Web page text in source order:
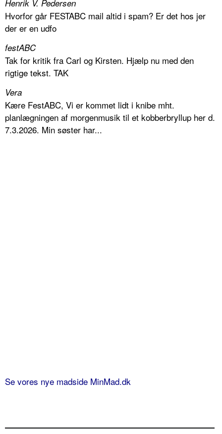
Henrik V. Pedersen
Hvorfor går FESTABC mail altid i spam? Er det hos jer
der er en udfo
festABC
Tak for kritik fra Carl og Kirsten. Hjælp nu med den
rigtige tekst. TAK
Vera
Kære FestABC, Vi er kommet lidt i knibe mht.
planlægningen af morgenmusik til et kobberbryllup her d.
7.3.2026. Min søster har...
Se vores nye madside MinMad.dk